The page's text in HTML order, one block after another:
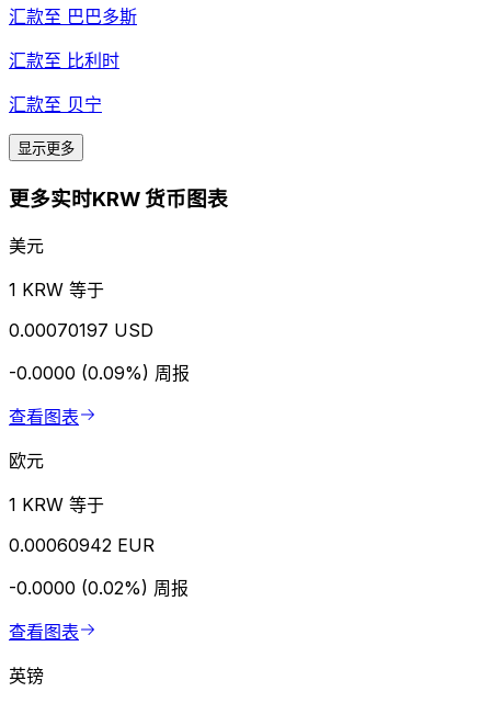
汇款至 巴巴多斯
汇款至 比利时
汇款至 贝宁
显示更多
更多实时KRW 货币图表
美元
1 KRW 等于
0.00070197 USD
-0.0000 (0.09%) 周报
查看图表
欧元
1 KRW 等于
0.00060942 EUR
-0.0000 (0.02%) 周报
查看图表
英镑